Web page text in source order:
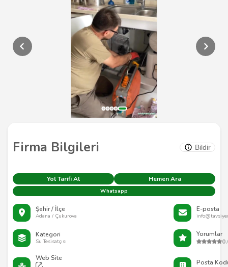
Firma Bilgileri Bildir
Yol Tarifi Al Hemen Ara
Whatsapp
Şehir / İlçe
Adana / Çukurova
E-posta
Kategori
Su Tesisatçısı
Yorumlar
Web Site
Posta